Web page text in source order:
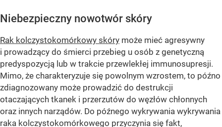
Niebezpieczny nowotwór skóry
Rak kolczystokomórkowy skóry może mieć agresywny
i prowadzący do śmierci przebieg u osób z genetyczną
predyspozycją lub w trakcie przewlekłej immunosupresji.
Mimo, że charakteryzuje się powolnym wzrostem, to późno
zdiagnozowany może prowadzić do destrukcji
otaczających tkanek i przerzutów do węzłów chłonnych
oraz innych narządów. Do późnego wykrywania wykrywania
raka kolczystokomórkowego przyczynia się fakt,